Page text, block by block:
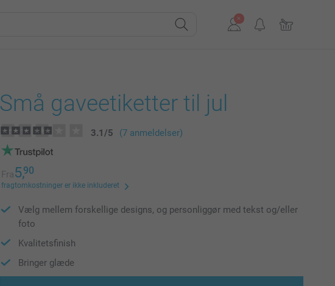
Små gaveetiketter til jul
3.1/5 (7 anmeldelser)
Fra5,90
fragtomkostninger er ikke inkluderet
Vælg mellem forskellige designs, og personliggør med tekst og/eller
foto
Kvalitetsfinish
Bringer glæde